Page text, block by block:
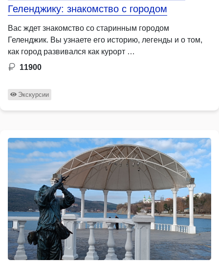
Геленджику: знакомство с городом
Вас ждет знакомство со старинным городом
Геленджик. Вы узнаете его историю, легенды и о том,
как город развивался как курорт …
11900
Экскурсии